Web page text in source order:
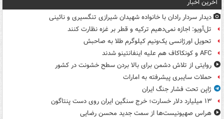
آخرین اخبار
دیدار سردار رادان با خانواده‌ شهیدان شیرازی تنگسیری و نائینی
تل‌آویو: اجازه نمی‌دهیم ترکیه و قطر بر غزه نظارت کنند
تحویل اورژانسی یک‌ونیم کیلوگرم طلا به صاحبش
AFC و کونکاکاف هم علیه اینفانتینو شدند
روایتی از تلاش دشمن برای بالا بردن سطح خشونت در کشور
حملات سایبری پیشرفته به امارات
ژاپن تحت فشار جنگ ایران
۱۳ میلیارد دلار خسارت؛ خرج سنگین ایران روی دست پنتاگون
هراس صهیونیست‌ها از سمت جدید محسن رضایی